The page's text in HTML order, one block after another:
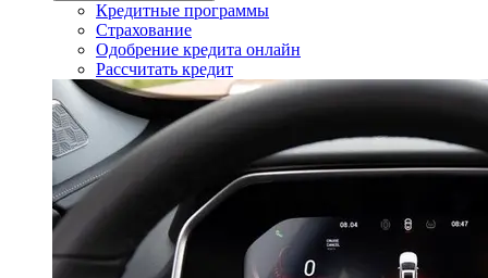
Кредитные программы
Страхование
Одобрение кредита онлайн
Рассчитать кредит